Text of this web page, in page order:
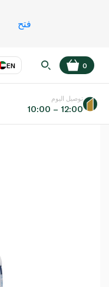
فتح
EN
عر
0
توصيل اليوم
10:00 – 12:00